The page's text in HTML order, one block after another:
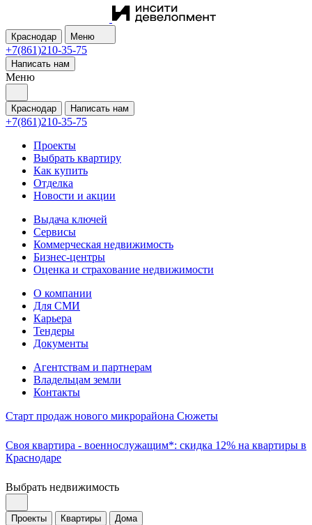
Краснодар Меню
+7(861)210-35-75
Написать нам
Меню
Краснодар Написать нам
+7(861)210-35-75
Проекты
Выбрать квартиру
Как купить
Отделка
Новости и акции
Выдача ключей
Сервисы
Коммерческая недвижимость
Бизнес-центры
Оценка и страхование недвижимости
О компании
Для СМИ
Карьера
Тендеры
Документы
Агентствам и партнерам
Владельцам земли
Контакты
Старт продаж нового микрорайона Сюжеты
Своя квартира - военнослужащим*: скидка 12% на квартиры в
Краснодаре
Выбрать недвижимость
Проекты Квартиры Дома